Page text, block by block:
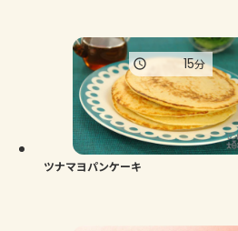
ツナマヨパンケーキ
15分